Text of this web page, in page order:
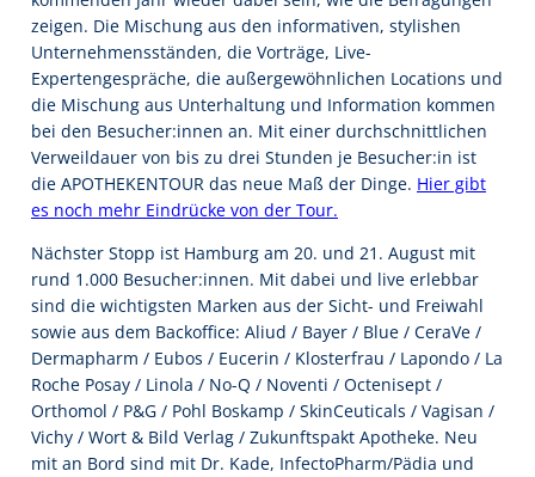
zeigen. Die Mischung aus den informativen, stylishen
Unternehmensständen, die Vorträge, Live-
Expertengespräche, die außergewöhnlichen Locations und
die Mischung aus Unterhaltung und Information kommen
bei den Besucher:innen an. Mit einer durchschnittlichen
Verweildauer von bis zu drei Stunden je Besucher:in ist
die APOTHEKENTOUR das neue Maß der Dinge. Hier gibt
es noch mehr Eindrücke von der Tour.
Nächster Stopp ist Hamburg am 20. und 21. August mit
rund 1.000 Besucher:innen. Mit dabei und live erlebbar
sind die wichtigsten Marken aus der Sicht- und Freiwahl
sowie aus dem Backoffice: Aliud / Bayer / Blue / CeraVe /
Dermapharm / Eubos / Eucerin / Klosterfrau / Lapondo / La
Roche Posay / Linola / No-Q / Noventi / Octenisept /
Orthomol / P&G / Pohl Boskamp / SkinCeuticals / Vagisan /
Vichy / Wort & Bild Verlag / Zukunftspakt Apotheke. Neu
mit an Bord sind mit Dr. Kade, InfectoPharm/Pädia und